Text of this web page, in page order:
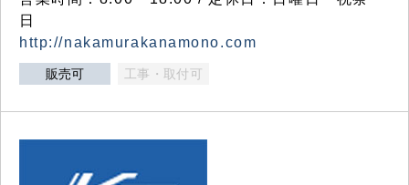
日
http://nakamurakanamono.com
販売可 工事・取付可